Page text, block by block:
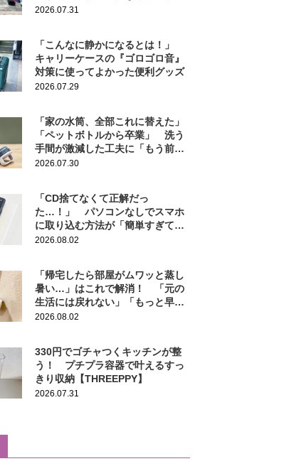
ト買ってよかった」
2026.07.31
「こんなに静かになるとは！」
キャリーケースの『ゴロゴロ音』
対策に使ってよかった便利グッズ
2026.07.29
「家の水筒、全部これに替えた」
「ペットボトルから卒業」 洗う
手間が激減した工夫に「もう前の
に戻れない！」
2026.07.30
「CD捨てなくて正解だっ
た…！」 パソコンなしでスマホ
に取り込む方法が「簡単すぎて拍
子抜け」「この曲聴きたかった
2026.08.02
「帰宅したら部屋がムワッと蒸し
暑い…」はこれで解消！ 「元の
生活には戻れない」「もっと早く
知りたかった」
2026.08.02
330円でゴチャつくキッチンが整
う！ プチプラ容器で叶えるすっ
きり収納【THREEPPY】
2026.07.31